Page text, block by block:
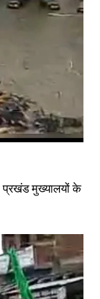
प्रखंड मुख्यालयों के